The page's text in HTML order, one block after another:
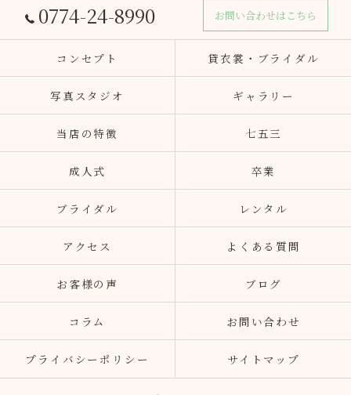
0774-24-8990 お問い合わせはこちら
コンセプト 貸衣裳・ブライダル
写真スタジオ ギャラリー
当店の特徴 七五三
成人式 卒業
ブライダル レンタル
アクセス よくある質問
お客様の声 ブログ
コラム お問い合わせ
プライバシーポリシー サイトマップ